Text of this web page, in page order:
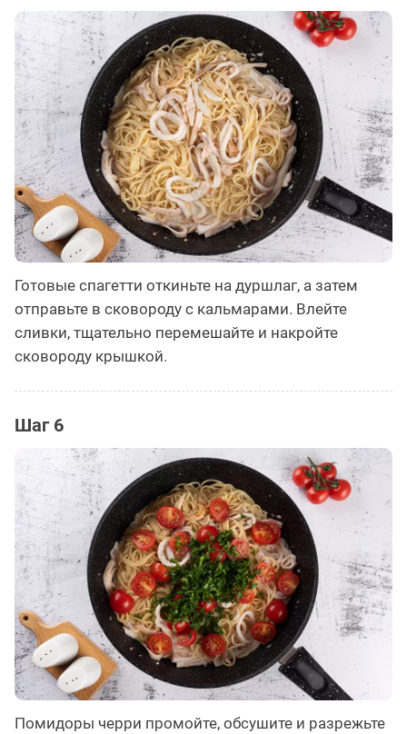
Готовые спагетти откиньте на дуршлаг, а затем
отправьте в сковороду с кальмарами. Влейте
сливки, тщательно перемешайте и накройте
сковороду крышкой.
Шаг 6
Помидоры черри промойте, обсушите и разрежьте